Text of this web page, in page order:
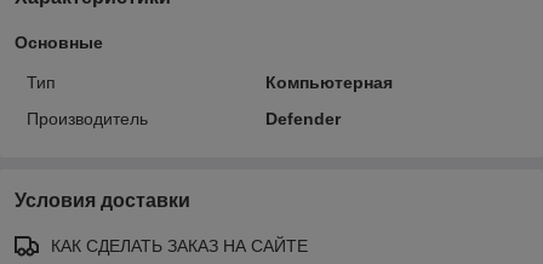
Основные
Тип
Компьютерная
Производитель
Defender
Условия доставки
КАК СДЕЛАТЬ ЗАКАЗ НА САЙТЕ